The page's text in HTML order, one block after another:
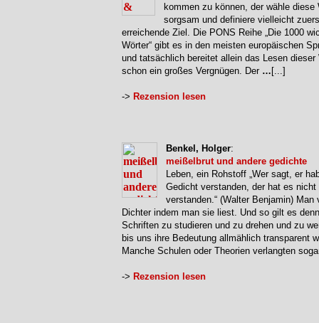
kommen zu können, der wähle diese
sorgsam und definiere vielleicht
erreichende Ziel. Die PONS Reihe „Die 1000
Wörter“ gibt es in den meisten europäischen
und tatsächlich bereitet allein das Lesen dieser
schon ein großes Vergnügen. Der … [...]
-> Rezension lesen
Benkel, Holger:
meißelbrut und andere gedichte
Leben, ein Rohstoff „Wer sagt, er
Gedicht verstanden, der hat es nicht
verstanden.“ (Walter Benjamin) Man
Dichter indem man sie liest. Und so gilt es
Schriften zu studieren und zu drehen und zu
bis uns ihre Bedeutung allmählich transparent
Manche Schulen oder Theorien verlangten
-> Rezension lesen